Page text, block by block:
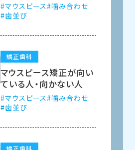
マウスピース 噛み合わせ
歯並び
矯正歯科
マウスピース矯正が向い
ている人・向かない人
マウスピース 噛み合わせ
歯並び
矯正歯科